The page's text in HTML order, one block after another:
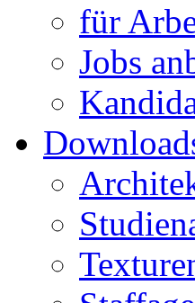
für
Jobs